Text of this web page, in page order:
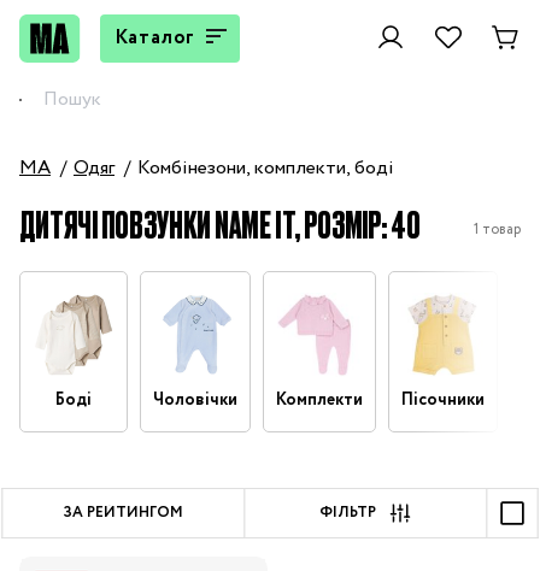
Каталог
MA Одяг Комбінезони, комплекти, боді
ДИТЯЧІ ПОВЗУНКИ NAME IT, РОЗМІР: 40 1 товар
Боді Чоловічки Комплекти Пісочники
ЗА РЕЙТИНГОМ ФІЛЬТР